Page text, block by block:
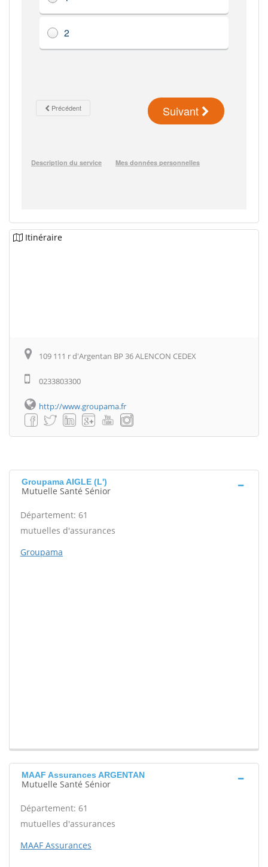
Itinéraire
109 111 r d'Argentan BP 36 ALENCON CEDEX
0233803300
http://www.groupama.fr
Groupama AIGLE (L')
Mutuelle Santé Sénior
Département: 61
mutuelles d'assurances
Groupama
MAAF Assurances ARGENTAN
Mutuelle Santé Sénior
Département: 61
mutuelles d'assurances
MAAF Assurances